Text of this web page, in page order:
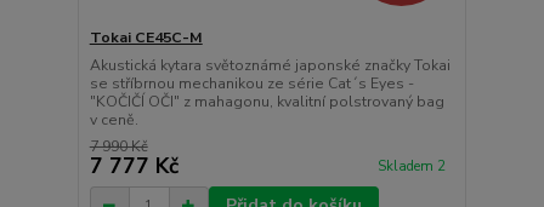
Tokai CE45C-M
Akustická kytara světoznámé japonské značky Tokai
se stříbrnou mechanikou ze série Cat´s Eyes -
"KOČIČÍ OČI" z mahagonu, kvalitní polstrovaný bag
v ceně.
7 990 Kč
7 777 Kč Skladem 2